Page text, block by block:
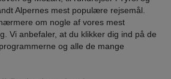
Alpernes mest populære rejsemål.
om nogle af vores mest
Vi anbefaler, at du klikker dig ind på de
og alle de mange